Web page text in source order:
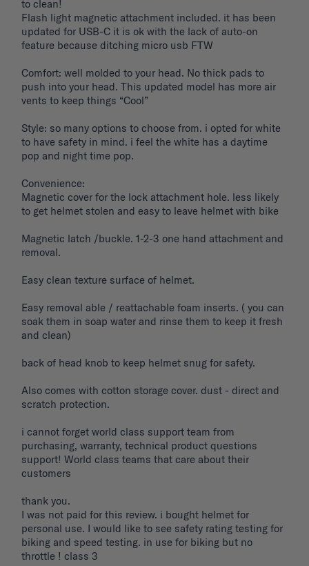
to clean!
Flash light magnetic attachment included. it has been
updated for USB-C it is ok with the lack of auto-on
feature because ditching micro usb FTW
Comfort: well molded to your head. No thick pads to
push into your head. This updated model has more air
vents to keep things “Cool”
Style: so many options to choose from. i opted for white
to have safety in mind. i feel the white has a daytime
pop and night time pop.
Convenience:
Magnetic cover for the lock attachment hole. less likely
to get helmet stolen and easy to leave helmet with bike
Magnetic latch /buckle. 1-2-3 one hand attachment and
removal.
Easy clean texture surface of helmet.
Easy removal able / reattachable foam inserts. ( you can
soak them in soap water and rinse them to keep it fresh
and clean)
back of head knob to keep helmet snug for safety.
Also comes with cotton storage cover. dust - direct and
scratch protection.
i cannot forget world class support team from
purchasing, warranty, technical product questions
support! World class teams that care about their
customers
thank you.
I was not paid for this review. i bought helmet for
personal use. I would like to see safety rating testing for
biking and speed testing. in use for biking but no
throttle ! class 3